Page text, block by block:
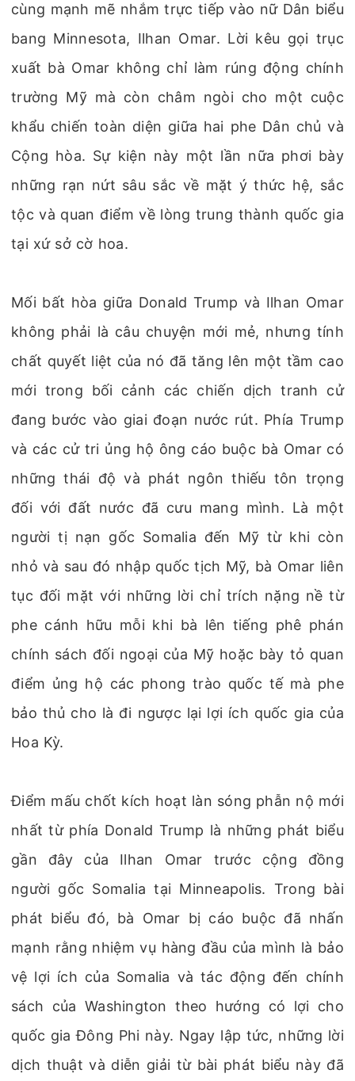
cùng mạnh mẽ nhắm trực tiếp vào nữ Dân biểu
bang Minnesota, Ilhan Omar. Lời kêu gọi trục
xuất bà Omar không chỉ làm rúng động chính
trường Mỹ mà còn châm ngòi cho một cuộc
khẩu chiến toàn diện giữa hai phe Dân chủ và
Cộng hòa. Sự kiện này một lần nữa phơi bày
những rạn nứt sâu sắc về mặt ý thức hệ, sắc
tộc và quan điểm về lòng trung thành quốc gia
tại xứ sở cờ hoa.
Mối bất hòa giữa Donald Trump và Ilhan Omar
không phải là câu chuyện mới mẻ, nhưng tính
chất quyết liệt của nó đã tăng lên một tầm cao
mới trong bối cảnh các chiến dịch tranh cử
đang bước vào giai đoạn nước rút. Phía Trump
và các cử tri ủng hộ ông cáo buộc bà Omar có
những thái độ và phát ngôn thiếu tôn trọng
đối với đất nước đã cưu mang mình. Là một
người tị nạn gốc Somalia đến Mỹ từ khi còn
nhỏ và sau đó nhập quốc tịch Mỹ, bà Omar liên
tục đối mặt với những lời chỉ trích nặng nề từ
phe cánh hữu mỗi khi bà lên tiếng phê phán
chính sách đối ngoại của Mỹ hoặc bày tỏ quan
điểm ủng hộ các phong trào quốc tế mà phe
bảo thủ cho là đi ngược lại lợi ích quốc gia của
Hoa Kỳ.
Điểm mấu chốt kích hoạt làn sóng phẫn nộ mới
nhất từ phía Donald Trump là những phát biểu
gần đây của Ilhan Omar trước cộng đồng
người gốc Somalia tại Minneapolis. Trong bài
phát biểu đó, bà Omar bị cáo buộc đã nhấn
mạnh rằng nhiệm vụ hàng đầu của mình là bảo
vệ lợi ích của Somalia và tác động đến chính
sách của Washington theo hướng có lợi cho
quốc gia Đông Phi này. Ngay lập tức, những lời
dịch thuật và diễn giải từ bài phát biểu này đã